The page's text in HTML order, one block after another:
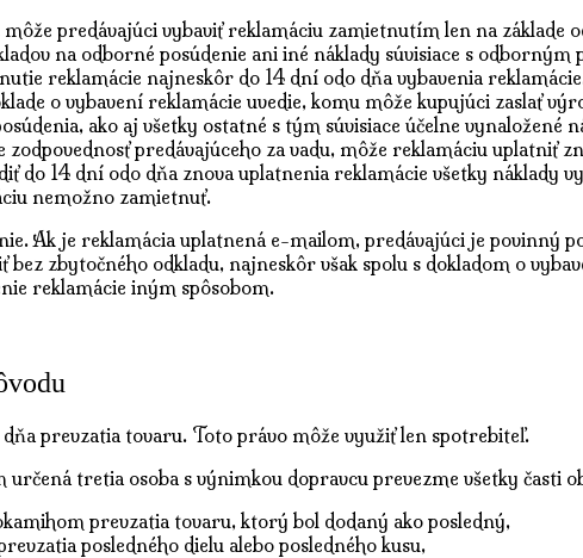
predávajúci vybaviť reklamáciu zamietnutím len na základe
na odborné posúdenie ani iné náklady súvisiace s
reklamácie najneskôr do 14 dní odo dňa vybavenia
o vybavení reklamácie uvedie, komu môže kupujúci zaslať
ako aj všetky ostatné s tým súvisiace účelne vynaložené
predávajúceho za vadu, môže reklamáciu uplatniť
14 dní odo dňa znova uplatnenia reklamácie všetky náklady
nemožno zamietnuť.
Ak je reklamácia uplatnená e-mailom, predávajúci je povinný
zbytočného odkladu, najneskôr však spolu s dokladom o
reklamácie iným spôsobom.
prevzatia tovaru. Toto právo môže využiť len spotrebiteľ.
tretia osoba s výnimkou dopravcu prevezme všetky časti
prevzatia tovaru, ktorý bol dodaný ako posledný,
posledného dielu alebo posledného kusu,